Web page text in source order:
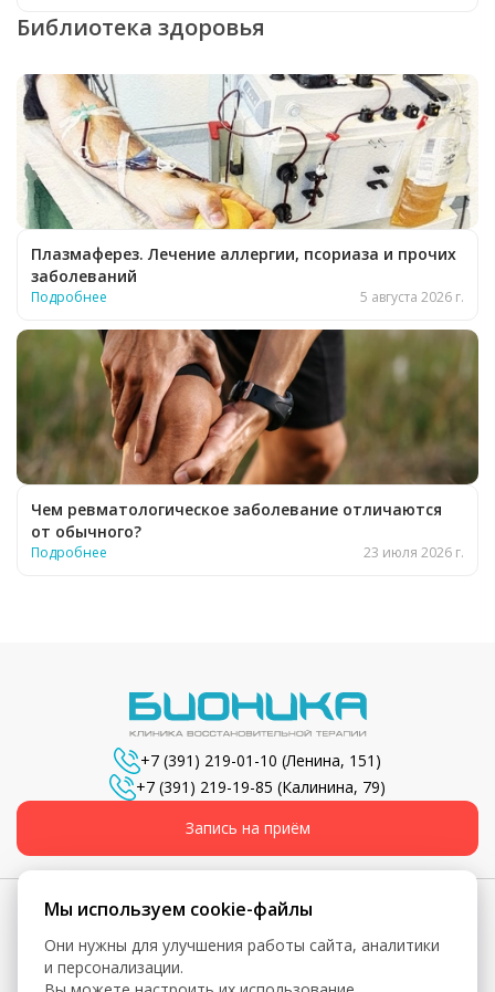
Библиотека здоровья
Плазмаферез. Лечение аллергии, псориаза и прочих
заболеваний
Подробнее 5 августа 2026 г.
Чем ревматологическое заболевание отличаются
от обычного?
Подробнее 23 июля 2026 г.
+7 (391) 219-01-10 (Ленина, 151)
+7 (391) 219-19-85 (Калинина, 79)
Запись на приём
© 2026, Бионика - Сеть медицинских центров
Мы используем cookie-файлы
Они нужны для улучшения работы сайта, аналитики
и персонализации.